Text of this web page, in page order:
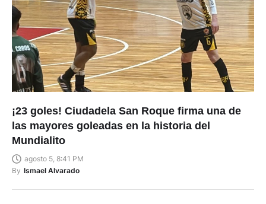
¡23 goles! Ciudadela San Roque firma una de
las mayores goleadas en la historia del
Mundialito
agosto 5, 8:41 PM
By Ismael Alvarado